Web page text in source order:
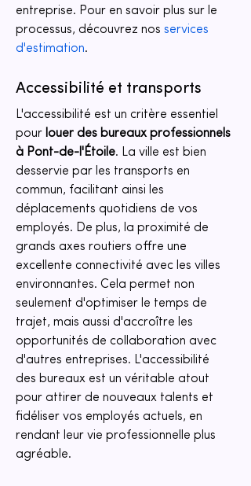
entreprise. Pour en savoir plus sur le
processus, découvrez nos services
d'estimation.
Accessibilité et transports
L'accessibilité est un critère essentiel
pour louer des bureaux professionnels
à Pont-de-l'Étoile. La ville est bien
desservie par les transports en
commun, facilitant ainsi les
déplacements quotidiens de vos
employés. De plus, la proximité de
grands axes routiers offre une
excellente connectivité avec les villes
environnantes. Cela permet non
seulement d'optimiser le temps de
trajet, mais aussi d'accroître les
opportunités de collaboration avec
d'autres entreprises. L'accessibilité
des bureaux est un véritable atout
pour attirer de nouveaux talents et
fidéliser vos employés actuels, en
rendant leur vie professionnelle plus
agréable.